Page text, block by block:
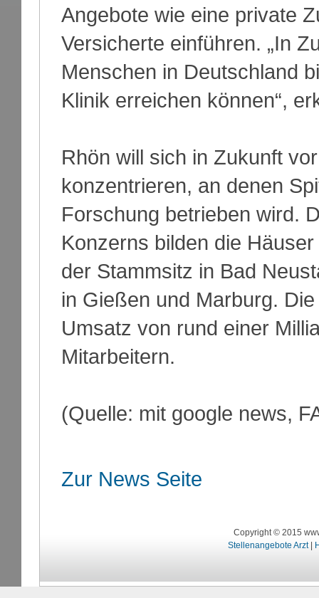
Angebote wie eine private
Versicherte einführen. „In
Menschen in Deutschland
Klinik erreichen können“,
Rhön will sich in Zukunft
konzentrieren, an denen
Forschung betrieben wird.
Konzerns bilden die
der Stammsitz in Bad
in Gießen und Marburg.
Umsatz von rund einer
Mitarbeitern.
(Quelle: mit google news,
Zur News Seite
Copyright © 2015
Stellenangebote Arzt|